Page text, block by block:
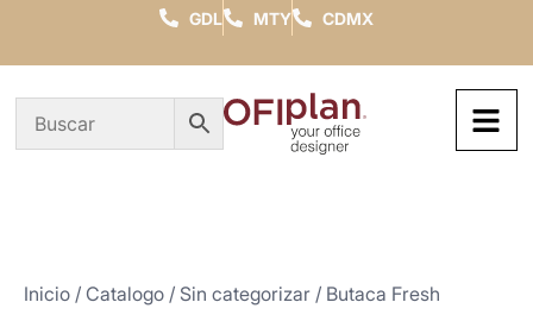
GDL MTY CDMX
Inicio / Catalogo / Sin categorizar / Butaca Fresh